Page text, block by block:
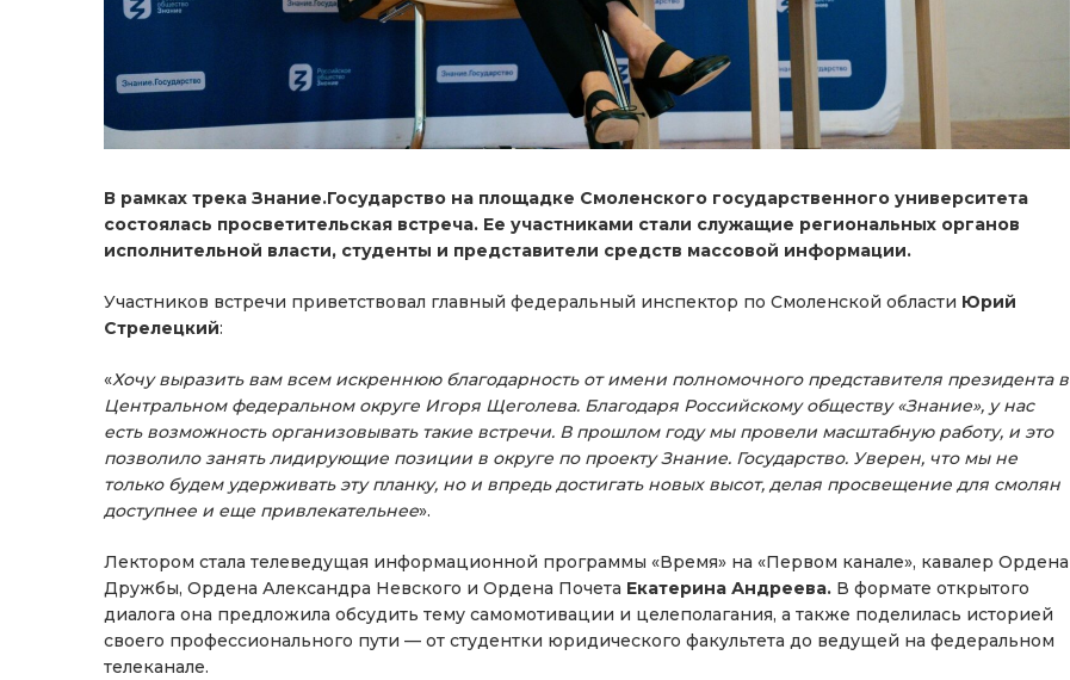
В рамках трека Знание.Государство на площадке Смоленского государственного университета
состоялась просветительская встреча. Ее участниками стали служащие региональных органов
исполнительной власти, студенты и представители средств массовой информации.
Участников встречи приветствовал главный федеральный инспектор по Смоленской области Юрий
Стрелецкий:
«Хочу выразить вам всем искреннюю благодарность от имени полномочного представителя президента в
Центральном федеральном округе Игоря Щеголева. Благодаря Российскому обществу «Знание», у нас
есть возможность организовывать такие встречи. В прошлом году мы провели масштабную работу, и это
позволило занять лидирующие позиции в округе по проекту Знание. Государство. Уверен, что мы не
только будем удерживать эту планку, но и впредь достигать новых высот, делая просвещение для смолян
доступнее и еще привлекательнее».
Лектором стала телеведущая информационной программы «Время» на «Первом канале», кавалер Ордена
Дружбы, Ордена Александра Невского и Ордена Почета Екатерина Андреева. В формате открытого
диалога она предложила обсудить тему самомотивации и целеполагания, а также поделилась историей
своего профессионального пути — от студентки юридического факультета до ведущей на федеральном
телеканале.